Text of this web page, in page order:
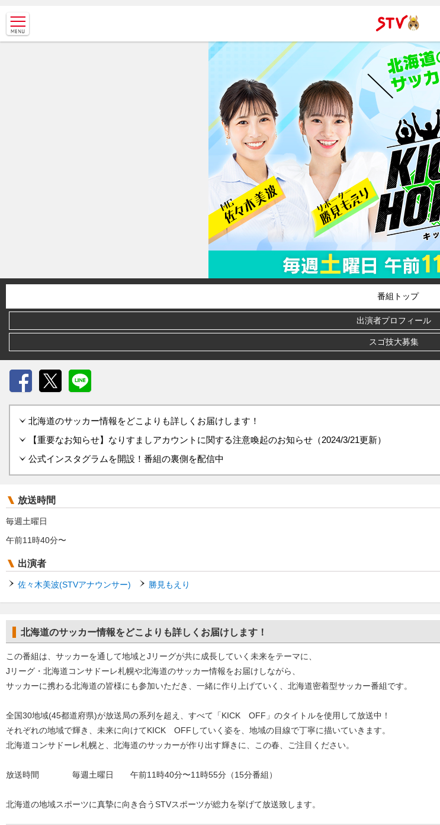
ＳＴＶ札
幌テレビ
番組トップ
出演者プロフィール
スゴ技大募集
北海道のサッカー情報をどこよりも詳しくお届けします！
【重要なお知らせ】なりすましアカウントに関する注意喚起のお知らせ（2024/3/21更新）
公式インスタグラムを開設！番組の裏側を配信中
放送時間
毎週土曜日
午前11時40分〜
出演者
佐々木美波(STVアナウンサー) 勝見もえり
北海道のサッカー情報をどこよりも詳しくお届けします！
この番組は、サッカーを通して地域とJリーグが共に成長していく未来をテーマに、
Jリーグ・北海道コンサドーレ札幌や北海道のサッカー情報をお届けしながら、
サッカーに携わる北海道の皆様にも参加いただき、一緒に作り上げていく、北海道密着型サッカー番組です。
全国30地域(45都道府県)が放送局の系列を超え、すべて「KICK OFF」のタイトルを使用して放送中！
それぞれの地域で輝き、未来に向けてKICK OFFしていく姿を、地域の目線で丁寧に描いていきます。
北海道コンサドーレ札幌と、北海道のサッカーが作り出す輝きに、この春、ご注目ください。
放送時間 毎週土曜日 午前11時40分〜11時55分（15分番組）
北海道の地域スポーツに真摯に向き合うSTVスポーツが総力を挙げて放送致します。